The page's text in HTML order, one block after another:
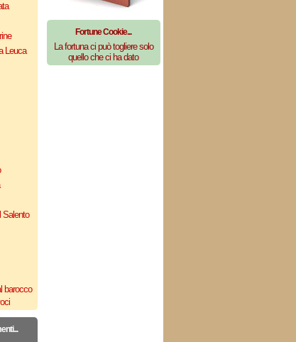
Leuca
Salento
barocco
Fortune Cookie...
La fortuna ci può togliere solo
quello che ci ha dato